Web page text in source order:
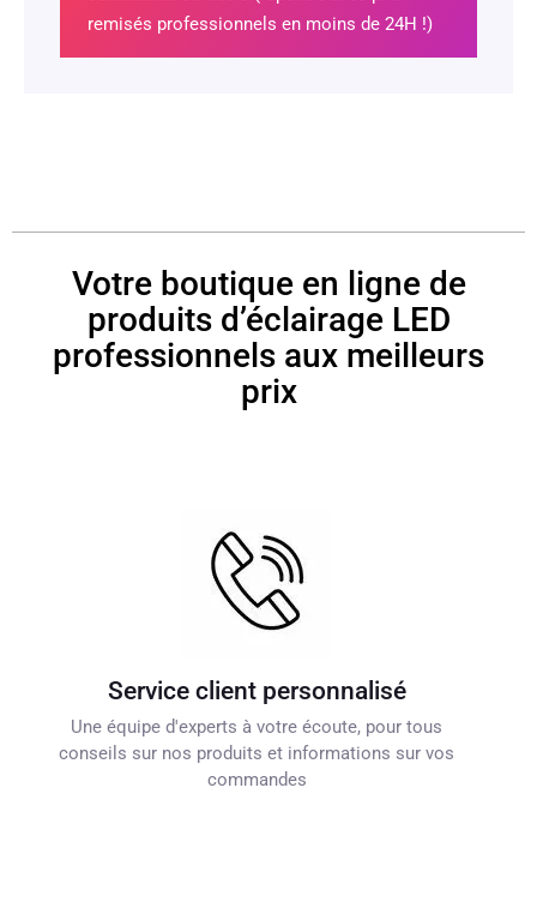
remisés professionnels en moins de 24H !)
Votre boutique en ligne de
produits d’éclairage LED
professionnels aux meilleurs
prix
Service client personnalisé
Une équipe d'experts à votre écoute, pour tous
conseils sur nos produits et informations sur vos
commandes